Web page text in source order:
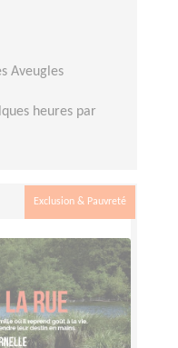
Aveugles
heures par
Exclusion & Pauvreté